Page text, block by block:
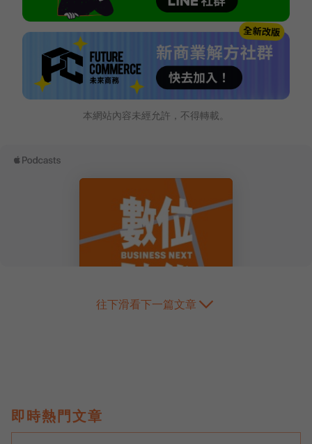
本網站內容未經允許，不得轉載。
往下滑看下一篇文章
即時熱門文章